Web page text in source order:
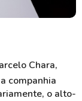
Chara,
companhia
o alto-